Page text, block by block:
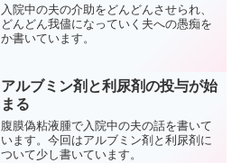
入院中の夫の介助をどんどんさせられ、
どんどん我儘になっていく夫への愚痴を
か書いています。
アルブミン剤と利尿剤の投与が始
まる
腹膜偽粘液腫で入院中の夫の話を書いて
います。今回はアルブミン剤と利尿剤に
ついて少し書いています。